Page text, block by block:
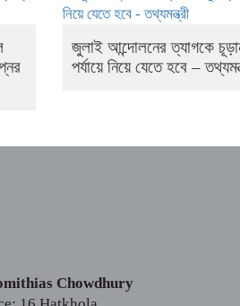
জুলাই আন্দোলনের ত্যাগকে
পর্যায়ে নিয়ে যেতে হবে –
Chowdhury